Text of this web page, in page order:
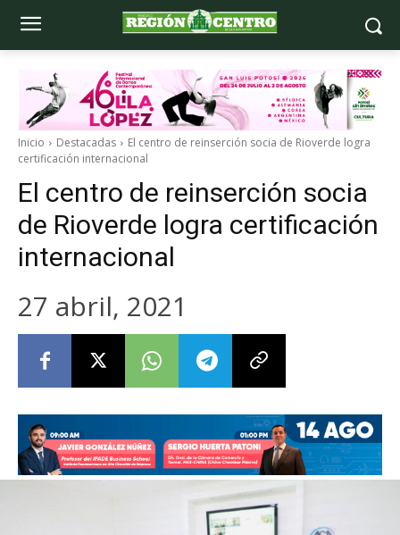
Inicio Destacadas
El centro de reinserción socia de Rioverde logra
certificación internacional
El centro de reinserción socia
de Rioverde logra certificación
internacional
27 abril, 2021